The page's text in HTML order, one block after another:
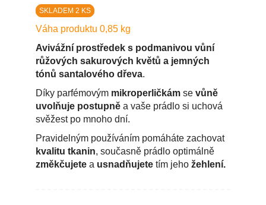
SKLADEM 2 KS
Váha produktu 0,85 kg
Avivážní prostředek s podmanivou vůní
růžových sakurových květů a jemných
tónů santalového dřeva.
Díky parfémovým mikroperličkám se vůně
uvolňuje postupně a vaše prádlo si uchová
svěžest po mnoho dní.
Pravidelným používáním pomáháte zachovat
kvalitu tkanin, současně prádlo optimálně
změkčujete a usnadňujete tím jeho žehlení.